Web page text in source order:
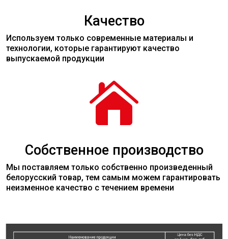
Качество
Используем только современные материалы и
технологии, которые гарантируют качество
выпускаемой продукции

Собственное производство
Мы поставляем только собственно произведенный
белорусский товар, тем самым можем гарантировать
неизменное качество с течением времени